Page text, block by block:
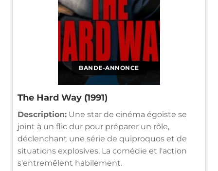
BANDE-ANNONCE
The Hard Way (1991)
Description: Une star de cinéma égoïste se
joint à un flic dur pour préparer un rôle,
déclenchant une série de quiproquos et de
situations explosives. La comédie et l'action
s'entremêlent habilement.